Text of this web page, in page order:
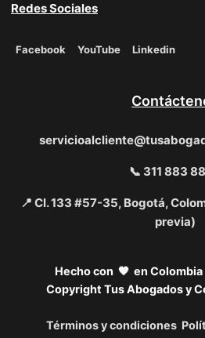
Redes Sociales
Facebook YouTube Linkedin
📞 311 883
📍 Cl. 133 #57-35, Bogotá,
previa)
Hecho con 🧡 en Colombia
Copyright Tus Abogados y
Términos y condiciones